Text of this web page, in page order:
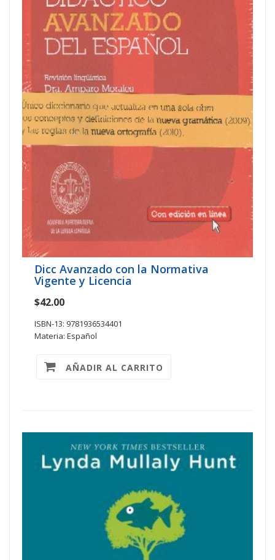
Dicc Avanzado con la Normativa
Vigente y Licencia
$42.00
ISBN-13: 9781936534401
Materia: Español
AÑADIR AL CARRITO